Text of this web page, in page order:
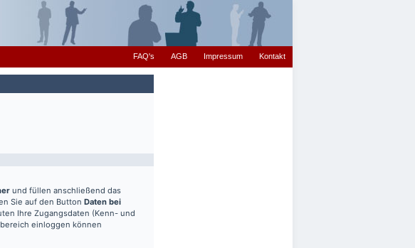
FAQ's AGB Impressum Kontakt
und füllen anschließend das
Sie auf den Button Daten bei
Ihre Zugangsdaten (Kenn- und
einloggen können